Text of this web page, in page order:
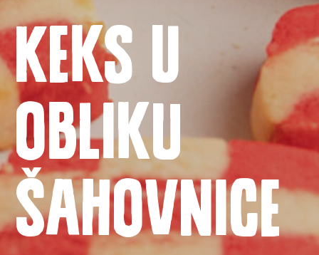
Naslovnica
Proizvodi
Recepti
Priča o ABC siru
Novosti
Keks u
obliku
šahovnice